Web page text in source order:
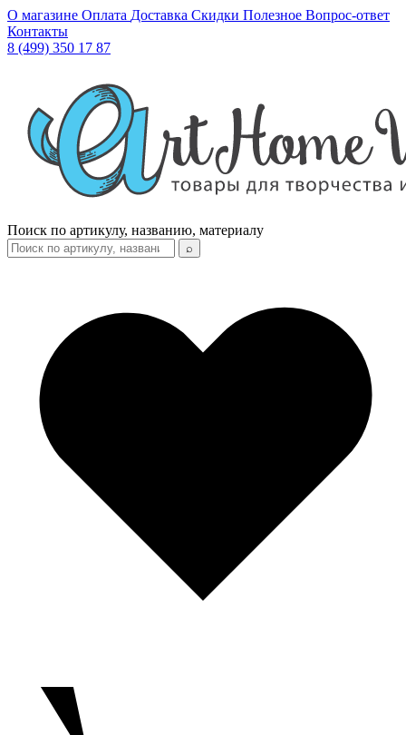
О магазине Оплата Доставка Скидки Полезное Вопрос-ответ
Контакты
8 (499) 350 17 87
Поиск по артикулу, названию, материалу
⌕